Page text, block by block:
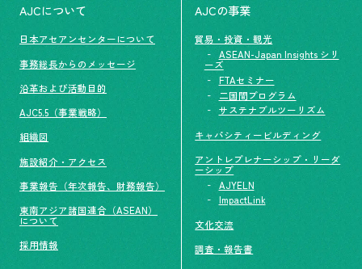
AJCについて
日本アセアンセンターについて
事務総長からのメッセージ
沿革および活動目的
AJC5.5（事業戦略）
組織図
施設紹介・アクセス
事業報告（年次報告、財務報告）
東南アジア諸国連合（ASEAN）
について
採用情報
AJCの事業
貿易・投資・観光
ASEAN-Japan Insights シリ
ーズ
FTAセミナー
二国間プログラム
サステナブルツーリズム
キャパシティービルディング
アントレプレナーシップ・リーダ
ーシップ
AJYELN
ImpactLink
文化交流
調査・報告書